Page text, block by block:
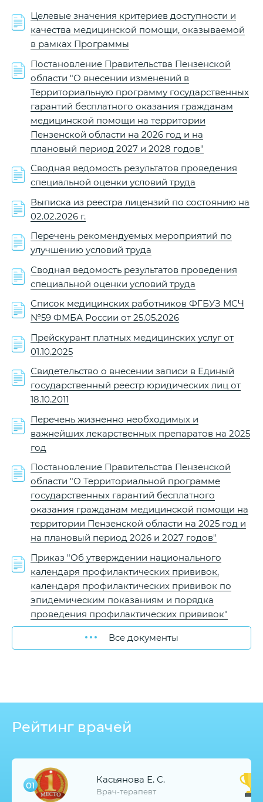
Целевые значения критериев доступности и
качества медицинской помощи, оказываемой
в рамках Программы
Постановление Правительства Пензенской
области "О внесении изменений в
Территориальную программу государственных
гарантий бесплатного оказания гражданам
медицинской помощи на территории
Пензенской области на 2026 год и на
плановый период 2027 и 2028 годов"
Сводная ведомость результатов проведения
специальной оценки условий труда
Выписка из реестра лицензий по состоянию на
02.02.2026 г.
Перечень рекомендуемых мероприятий по
улучшению условий труда
Сводная ведомость результатов проведения
специальной оценки условий труда
Список медицинских работников ФГБУЗ МСЧ
№59 ФМБА России от 25.05.2026
Прейскурант платных медицинских услуг от
01.10.2025
Свидетельство о внесении записи в Единый
государственный реестр юридических лиц от
18.10.2011
Перечень жизненно необходимых и
важнейших лекарственных препаратов на 2025
год
Постановление Правительства Пензенской
области "О Территориальной программе
государственных гарантий бесплатного
оказания гражданам медицинской помощи на
территории Пензенской области на 2025 год и
на плановый период 2026 и 2027 годов"
Приказ "Об утверждении национального
календаря профилактических прививок,
календаря профилактических прививок по
эпидемическим показаниям и порядка
проведения профилактических прививок"
Все документы
Рейтинг врачей
01
Касьянова Е. С.
Врач-терапевт